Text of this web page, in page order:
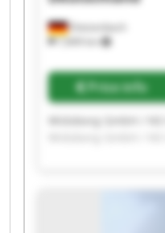
Dietzenbach
7,849 km
Price info
Widoberg GmbH /
Widoberg GmbH /
Widoberg GmbH /
Widoberg GmbH /
Widoberg GmbH /